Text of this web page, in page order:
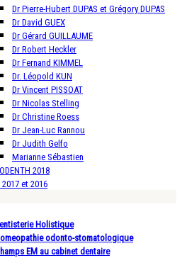
Dr Pierre-Hubert DUPAS et Grégory DUPAS
Dr David GUEX
Dr Gérard GUILLAUME
Dr Robert Heckler
Dr Fernand KIMMEL
Dr. Léopold KUN
Dr Vincent PISSOAT
Dr Nicolas Stelling
Dr Christine Roess
Dr Jean-Luc Rannou
Dr Judith Gelfo
Marianne Sébastien
2018
et 2016
Holistique
odonto-stomatologique
EM au cabinet dentaire